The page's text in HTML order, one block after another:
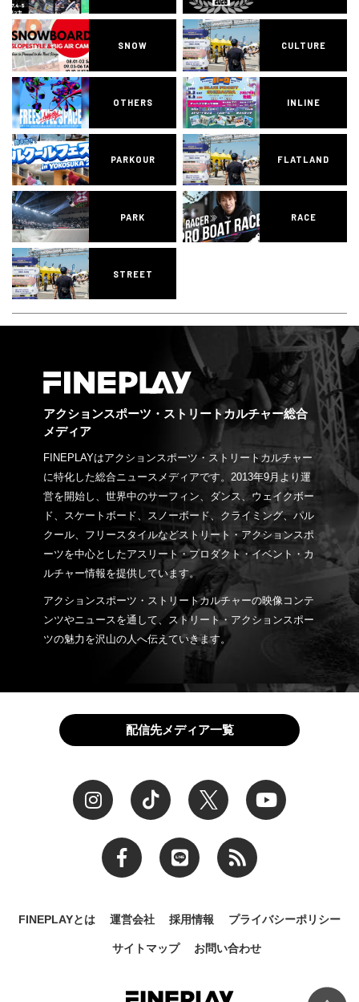
SNOW CULTURE
OTHERS INLINE
PARKOUR FLATLAND
PARK RACE
STREET
アクションスポーツ・ストリートカルチャー総合
メディア
FINEPLAYはアクションスポーツ・ストリートカルチャー
に特化した総合ニュースメディアです。2013年9月より運
営を開始し、世界中のサーフィン、ダンス、ウェイクボー
ド、スケートボード、スノーボード、クライミング、パル
クール、フリースタイルなどストリート・アクションスポ
ーツを中心としたアスリート・プロダクト・イベント・カ
ルチャー情報を提供しています。
アクションスポーツ・ストリートカルチャーの映像コンテ
ンツやニュースを通して、ストリート・アクションスポー
ツの魅力を沢山の人へ伝えていきます。
配信先メディア一覧
FINEPLAYとは 運営会社 採用情報 プライバシーポリシー
サイトマップ お問い合わせ